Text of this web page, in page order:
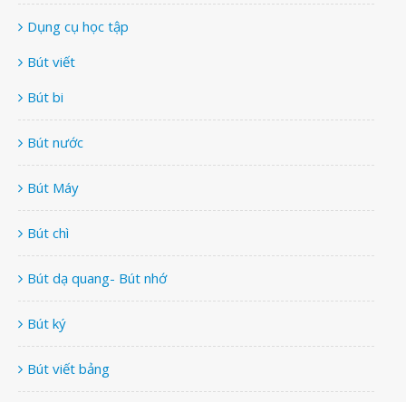
Dụng cụ học tập
Bút viết
Bút bi
Bút nước
Bút Máy
Bút chì
Bút dạ quang- Bút nhớ
Bút ký
Bút viết bảng